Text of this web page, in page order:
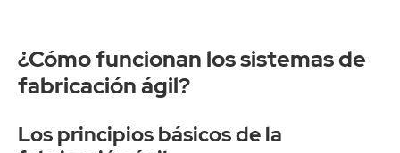
¿Cómo funcionan los sistemas de
fabricación ágil?
Los principios básicos de la